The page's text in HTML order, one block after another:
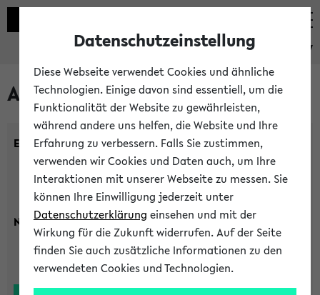
eKVV
Alle Lehrenden
Einrichtung:
Nachname:
Datenschutzeinstellung
Diese Webseite verwendet Cookies und ähnliche
Technologien. Einige davon sind essentiell, um die
Funktionalität der Website zu gewährleisten,
während andere uns helfen, die Website und Ihre
Erfahrung zu verbessern. Falls Sie zustimmen,
verwenden wir Cookies und Daten auch, um Ihre
Interaktionen mit unserer Webseite zu messen. Sie
können Ihre Einwilligung jederzeit unter
Datenschutzerklärung einsehen und mit der
Wirkung für die Zukunft widerrufen. Auf der Seite
finden Sie auch zusätzliche Informationen zu den
verwendeten Cookies und Technologien.